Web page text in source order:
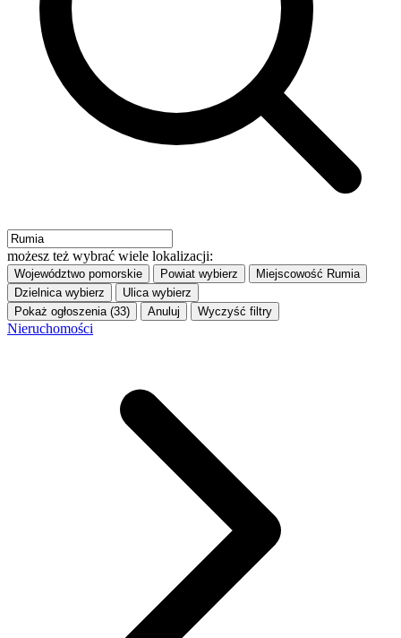
możesz też wybrać wiele lokalizacji:
Województwo pomorskie Powiat wybierz Miejscowość Rumia
Dzielnica wybierz Ulica wybierz
Pokaż ogłoszenia (33)
Anuluj Wyczyść filtry
Nieruchomości